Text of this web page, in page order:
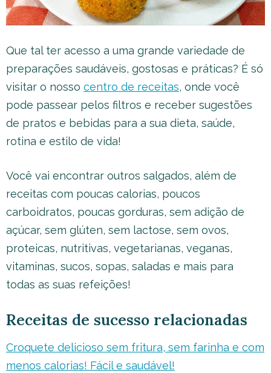
Que tal ter acesso a uma grande variedade de
preparações saudáveis, gostosas e práticas? É só
visitar o nosso centro de receitas, onde você
pode passear pelos filtros e receber sugestões
de pratos e bebidas para a sua dieta, saúde,
rotina e estilo de vida!
Você vai encontrar outros salgados, além de
receitas com poucas calorias, poucos
carboidratos, poucas gorduras, sem adição de
açúcar, sem glúten, sem lactose, sem ovos,
proteicas, nutritivas, vegetarianas, veganas,
vitaminas, sucos, sopas, saladas e mais para
todas as suas refeições!
Receitas de sucesso relacionadas
Croquete delicioso sem fritura, sem farinha e com
menos calorias! Fácil e saudável!